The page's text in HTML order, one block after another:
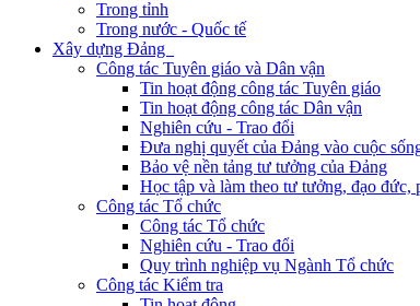
Trong tỉnh
Trong nước - Quốc tế
Xây dựng Đảng
Công tác Tuyên giáo và Dân vận
Tin hoạt động công tác Tuyên giáo
Tin hoạt động công tác Dân vận
Nghiên cứu - Trao đổi
Đưa nghị quyết của Đảng vào cuộc
Bảo vệ nền tảng tư tưởng của Đảng
Học tập và làm theo tư tưởng, đạo
Công tác Tổ chức
Công tác Tổ chức
Nghiên cứu - Trao đổi
Quy trình nghiệp vụ Ngành Tổ chức
Công tác Kiểm tra